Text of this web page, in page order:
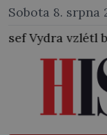
Sobota 8. srpna
ze